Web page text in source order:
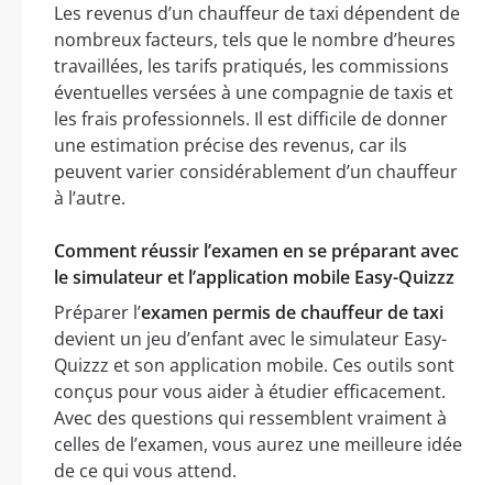
Les revenus d’un chauffeur de taxi dépendent de
nombreux facteurs, tels que le nombre d’heures
travaillées, les tarifs pratiqués, les commissions
éventuelles versées à une compagnie de taxis et
les frais professionnels. Il est difficile de donner
une estimation précise des revenus, car ils
peuvent varier considérablement d’un chauffeur
à l’autre.
Comment réussir l’examen en se préparant avec
le simulateur et l’application mobile Easy-Quizzz
Préparer l’examen permis de chauffeur de taxi
devient un jeu d’enfant avec le simulateur Easy-
Quizzz et son application mobile. Ces outils sont
conçus pour vous aider à étudier efficacement.
Avec des questions qui ressemblent vraiment à
celles de l’examen, vous aurez une meilleure idée
de ce qui vous attend.